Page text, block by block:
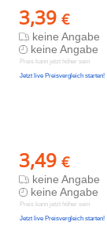
3,39 €
keine Angabe
keine Angabe
Preis kann jetzt höher sein
Jetzt live Preisvergleich starten!
3,49 €
keine Angabe
keine Angabe
Preis kann jetzt höher sein
Jetzt live Preisvergleich starten!